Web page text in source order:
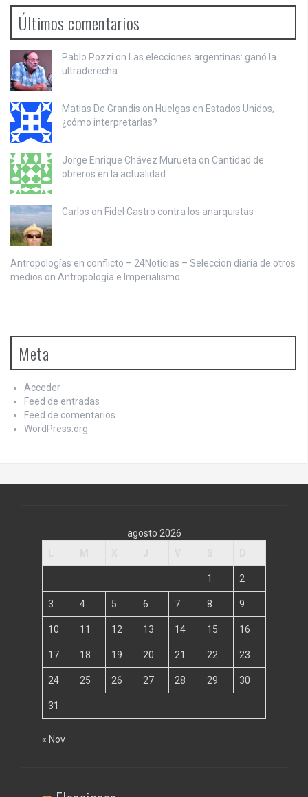
Últimos comentarios
Pablo Pozzi on
Las elecciones argentinas: ganó la
ultraderecha
Matias De Grandis on Huelgas en Estados Unidos,
¿cómo interpretarlas?
Jorge Enrique Chávez Murueta on Cantidad de
obreros en la actualidad
Carlos on Fidel Castro contra los anarquistas
Antropologías en conflicto – 24Noticias – Seleccion diaria de otros
medios on Antropología e Imperialismo
Meta
Acceder
Feed de entradas
Feed de comentarios
WordPress.org
agosto 2026
1 2
3 4 5 6 7 8 9
10 11 12 13 14 15 16
17 18 19 20 21 22 23
24 25 26 27 28 29 30
31
« Nov